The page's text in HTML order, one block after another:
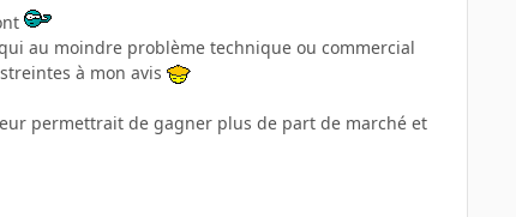
au moindre problème technique ou commercial
à mon avis
permettrait de gagner plus de part de marché et